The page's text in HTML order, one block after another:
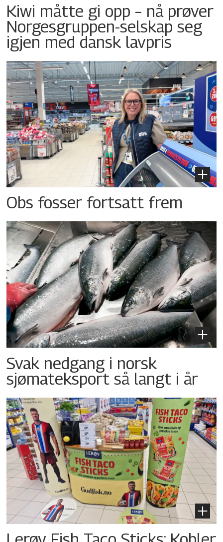
Kiwi måtte gi opp – nå prøver
Norgesgruppen-selskap seg
igjen med dansk lavpris
Obs fosser fortsatt frem
Svak nedgang i norsk
sjømateksport så langt i år